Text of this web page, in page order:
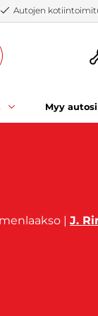
Autojen
Myy autosi
| J.